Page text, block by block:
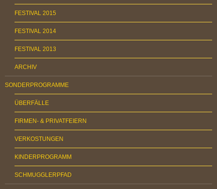
FESTIVAL 2015
FESTIVAL 2014
FESTIVAL 2013
ARCHIV
SONDERPROGRAMME
ÜBERFÄLLE
FIRMEN- & PRIVATFEIERN
VERKOSTUNGEN
KINDERPROGRAMM
SCHMUGGLERPFAD